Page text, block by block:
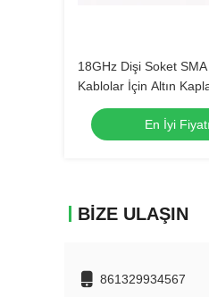
18GHz Dişi Soket
Kablolar İçin Altın
Hassasiyet
En İyi
BIZE ULAŞIN
861329934567